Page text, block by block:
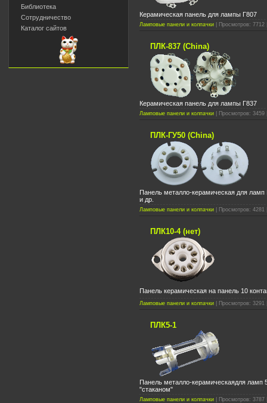
Библиотека
Сотрудничество
Каталог сайтов
Керамическая панель для лампы Г807
Ламповые панели и колпачки | Просмотров:
ПЛК-837 (China)
Керамическая панель для лампы Г837
Ламповые панели и колпачки | Просмотров:
ПЛК-ГУ50 (China)
Панель металло-керамическая для
и др.
Ламповые панели и колпачки | Просмотров:
ПЛК10-4 (нет)
Панель керамическая на панель 10
Ламповые панели и колпачки | Просмотров:
ПЛК5-1
Панель металло-керамическаядля
"стаканом"
Ламповые панели и колпачки | Просмотров: